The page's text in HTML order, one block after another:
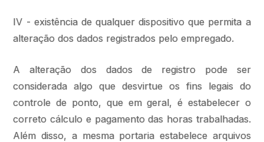
IV - existência de qualquer dispositivo que permita a
alteração dos dados registrados pelo empregado.
A alteração dos dados de registro pode ser
considerada algo que desvirtue os fins legais do
controle de ponto, que em geral, é estabelecer o
correto cálculo e pagamento das horas trabalhadas.
Além disso, a mesma portaria estabelece arquivos